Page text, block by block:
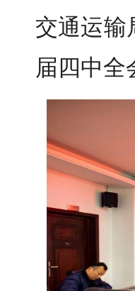
交通运输
届四中全